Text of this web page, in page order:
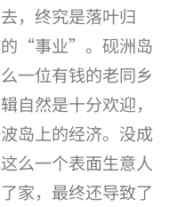
，终究是落叶归
的“事业”。砚洲岛
一位有钱的老同乡
自然是十分欢迎，
岛上的经济。没成
么一个表面生意人
家，最终还导致了